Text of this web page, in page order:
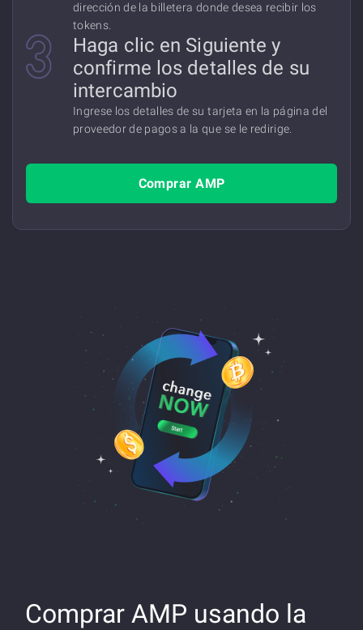
dirección de la billetera donde desea recibir los
tokens.
Haga clic en Siguiente y
confirme los detalles de su
intercambio
Ingrese los detalles de su tarjeta en la página del
proveedor de pagos a la que se le redirige.
Comprar AMP
Comprar AMP usando la